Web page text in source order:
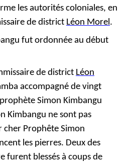
les autorités coloniales, en
de district Léon Morel.
fut ordonnée au début
de district Léon
accompagné de vingt
Simon Kimbangu
Kimbangu ne sont pas
cher Prophête Simon
les pierres. Deux des
furent blessés à coups de